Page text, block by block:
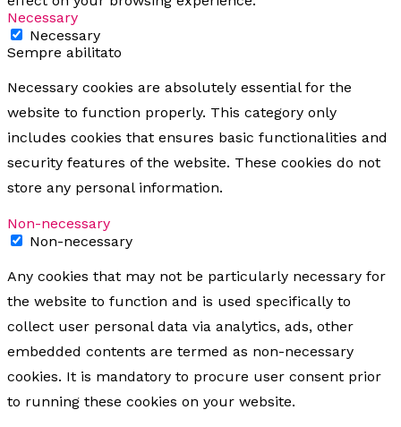
Necessary
Necessary
Sempre abilitato
Necessary cookies are absolutely essential for the
website to function properly. This category only
includes cookies that ensures basic functionalities and
security features of the website. These cookies do not
store any personal information.
Non-necessary
Non-necessary
Any cookies that may not be particularly necessary for
the website to function and is used specifically to
collect user personal data via analytics, ads, other
embedded contents are termed as non-necessary
cookies. It is mandatory to procure user consent prior
to running these cookies on your website.